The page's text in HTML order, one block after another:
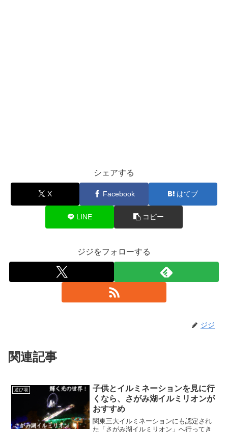
シェアする
X Facebook はてブ
LINE コピー
ジジをフォローする
ジジ
関連記事
遊び場
子供とイルミネーションを見に行
くなら、さがみ湖イルミリオンが
おすすめ
関東三大イルミネーションにも認定され
た「さがみ湖イルミリオン」へ行ってき